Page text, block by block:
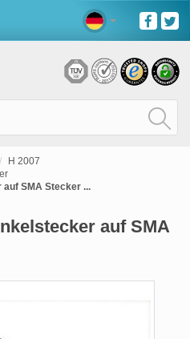
H 2007
SMA Stecker ...
auf SMA